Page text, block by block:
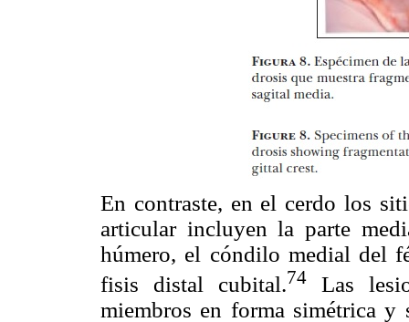
En contraste, en el cerdo los
articular incluyen la parte
húmero, el cóndilo medial del
fisis distal cubital.74Las
miembros en forma simétrica y